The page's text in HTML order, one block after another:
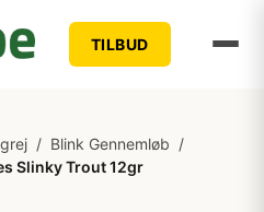
TILBUD
/ Blink Gennemløb /
Slinky Trout 12gr